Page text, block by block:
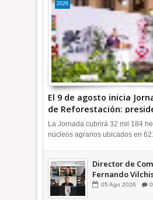
El 9 de agosto inicia
de Reforestación:
Sheinbaum +Video
2026
La Jornada cubrirá 32 mil 184
núcleos agrarios ubicados en
Director de
Fernando
financió
05 Ago 2026 0